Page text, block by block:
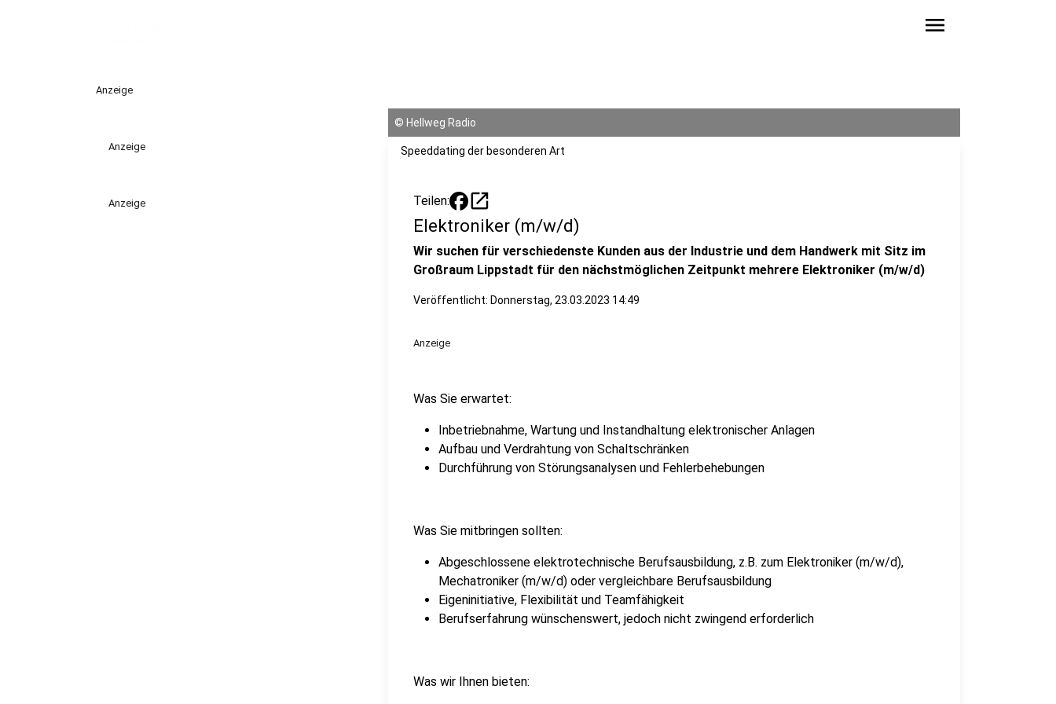
menu
Anzeige
Anzeige
Anzeige
© Hellweg Radio
Speeddating der besonderen Art
Teilen: open_in_new
Elektroniker (m/w/d)
Wir suchen für verschiedenste Kunden aus der Industrie und dem Handwerk mit Sitz im
Großraum Lippstadt für den nächstmöglichen Zeitpunkt mehrere Elektroniker (m/w/d)
Veröffentlicht: Donnerstag, 23.03.2023 14:49
Anzeige
Was Sie erwartet:
Inbetriebnahme, Wartung und Instandhaltung elektronischer Anlagen
Aufbau und Verdrahtung von Schaltschränken
Durchführung von Störungsanalysen und Fehlerbehebungen
Was Sie mitbringen sollten:
Abgeschlossene elektrotechnische Berufsausbildung, z.B. zum Elektroniker (m/w/d),
Mechatroniker (m/w/d) oder vergleichbare Berufsausbildung
Eigeninitiative, Flexibilität und Teamfähigkeit
Berufserfahrung wünschenswert, jedoch nicht zwingend erforderlich
Was wir Ihnen bieten: